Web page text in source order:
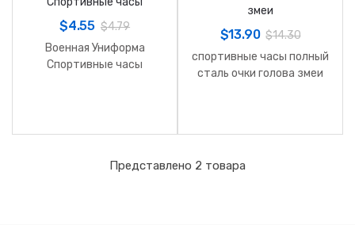
$4.55 $4.79
Военная Униформа
Спортивные часы
$13.90 $14.30
спортивные часы полный
сталь очки голова змеи
Представлено 2 товара